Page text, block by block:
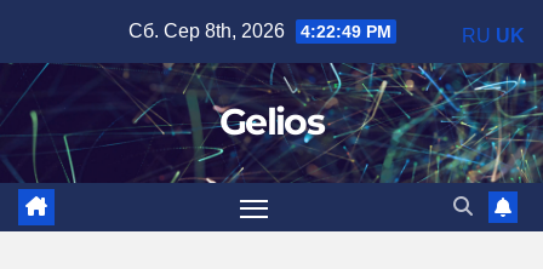
вмісту
Сб. Сер 8th, 2026 4:22:50 PM
Gelios
RU UK